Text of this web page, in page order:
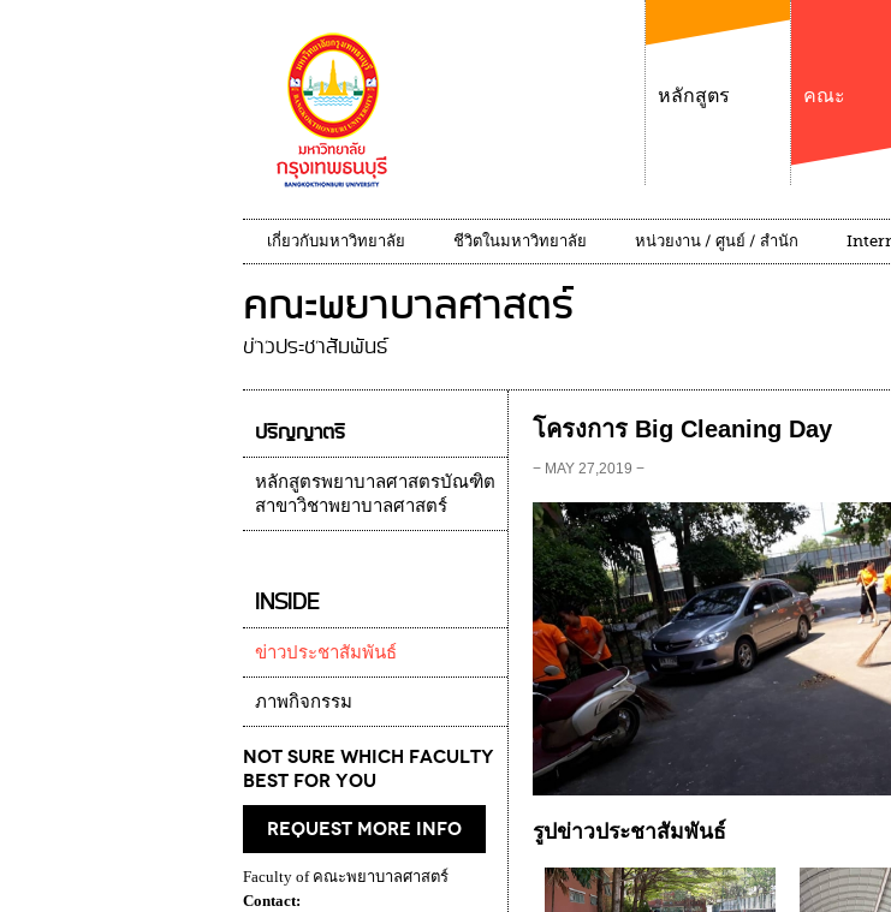
หลักสูตร คณะ
เกี่ยวกับมหาวิทยาลัย ชีวิตในมหาวิทยาลัย หน่วยงาน / ศูนย์ / สำนัก
คณะพยาบาลศาสตร์
ข่าวประชาสัมพันธ์
โครงการ Big Cleaning Day
− MAY 27,2019 −
รูปข่าวประชาสัมพันธ์
ปริญญาตรี
หลักสูตรพยาบาลศาสตรบัณฑิต
สาขาวิชาพยาบาลศาสตร์
INSIDE
ข่าวประชาสัมพันธ์
ภาพกิจกรรม
Not Sure which Faculty
best for you
request more info
Faculty of คณะพยาบาลศาสตร์
Contact: